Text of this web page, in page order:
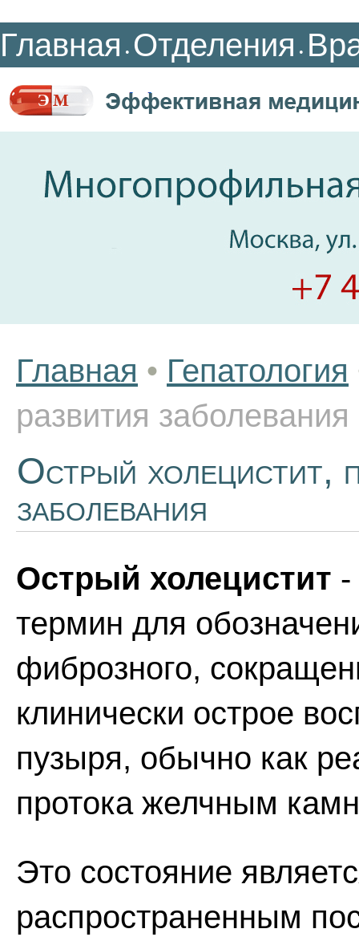
Главная • Отделения •
Главная • Гепатология
развития заболевания
Острый холецистит,
заболевания
Острый холецистит -
термин для
фиброзного,
клинически острое
пузыря, обычно как
протока желчным
Это состояние
распространенным